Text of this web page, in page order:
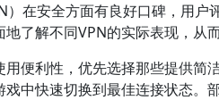
在安全方面有良好口碑，用
了解不同VPN的实际表现，从
便利性，优先选择那些提供简
中快速切换到最佳连接状态